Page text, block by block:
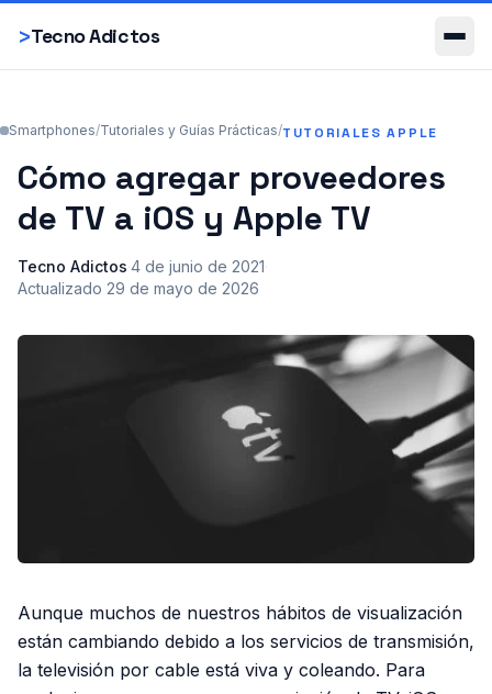
>Tecno Adictos
Smartphones
Smartphones/Tutoriales y Guías Prácticas/TUTORIALES APPLE
Cómo agregar proveedores
de TV a iOS y Apple TV
Tecno Adictos·4 de junio de 2021·
Actualizado 29 de mayo de 2026
Aunque muchos de nuestros hábitos de visualización
están cambiando debido a los servicios de transmisión,
la televisión por cable está viva y coleando. Para